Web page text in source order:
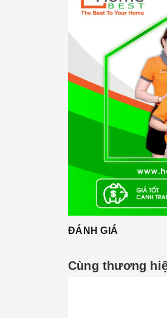
lên đến 230ºc
năng hẹn giờ 0-
Lò nướng độc lập
lớn và nướng được
tự làm sạch thông
Với những ưu
trong những người
gian bếp của mỗi
những người nội
ĐÁNH GIÁ
Cùng thương